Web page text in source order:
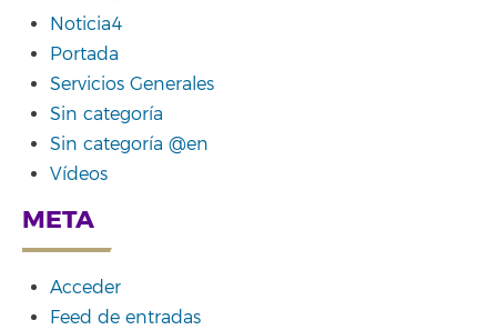
Noticia4
Portada
Servicios Generales
Sin categoría
Sin categoría @en
Vídeos
META
Acceder
Feed de entradas